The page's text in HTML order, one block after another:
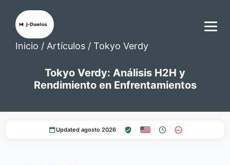
Inicio / Artículos / Tokyo Verdy
Tokyo Verdy: Análisis H2H y
Rendimiento en Enfrentamientos
Updated agosto 2026 18+